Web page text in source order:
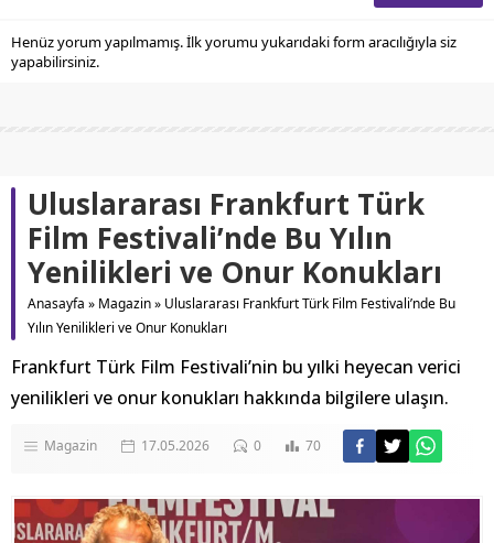
Henüz yorum yapılmamış. İlk yorumu yukarıdaki form aracılığıyla siz
yapabilirsiniz.
Uluslararası Frankfurt Türk
Film Festivali’nde Bu Yılın
Yenilikleri ve Onur Konukları
Anasayfa » Magazin» Uluslararası Frankfurt Türk Film Festivali’nde Bu
Yılın Yenilikleri ve Onur Konukları
Frankfurt Türk Film Festivali’nin bu yılki heyecan verici
yenilikleri ve onur konukları hakkında bilgilere ulaşın.
Magazin 17.05.2026 0 70